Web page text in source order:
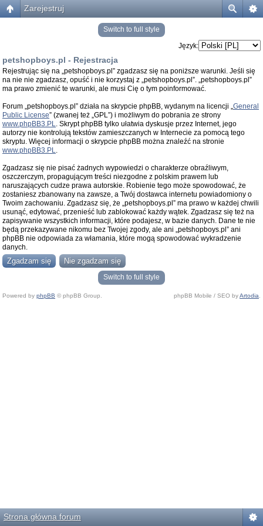
Zarejestruj
Switch to full style
Język:
petshopboys.pl - Rejestracja
Rejestrując się na „petshopboys.pl” zgadzasz się na poniższe warunki. Jeśli się
na nie nie zgadzasz, opuść i nie korzystaj z „petshopboys.pl”. „petshopboys.pl”
ma prawo zmienić te warunki, ale musi Cię o tym poinformować.
Forum „petshopboys.pl” działa na skrypcie phpBB, wydanym na licencji „General
Public License” (zwanej też „GPL”) i możliwym do pobrania ze strony
www.phpBB3.PL. Skrypt phpBB tylko ułatwia dyskusje przez Internet, jego
autorzy nie kontrolują tekstów zamieszczanych w Internecie za pomocą tego
skryptu. Więcej informacji o skrypcie phpBB można znaleźć na stronie
www.phpBB3.PL.
Zgadzasz się nie pisać żadnych wypowiedzi o charakterze obraźliwym,
oszczerczym, propagującym treści niezgodne z polskim prawem lub
naruszających cudze prawa autorskie. Robienie tego może spowodować, że
zostaniesz zbanowany na zawsze, a Twój dostawca internetu powiadomiony o
Twoim zachowaniu. Zgadzasz się, że „petshopboys.pl” ma prawo w każdej chwili
usunąć, edytować, przenieść lub zablokować każdy wątek. Zgadzasz się też na
zapisywanie wszystkich informacji, które podajesz, w bazie danych. Dane te nie
będą przekazywane nikomu bez Twojej zgody, ale ani „petshopboys.pl” ani
phpBB nie odpowiada za włamania, które mogą spowodować wykradzenie
danych.
Switch to full style
Powered by phpBB © phpBB Group. phpBB Mobile / SEO byArtodia
Strona główna forum